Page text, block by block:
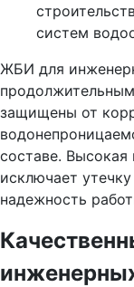
систем
ЖБИ для
защищены от
составе. Высокая
исключает
надежность